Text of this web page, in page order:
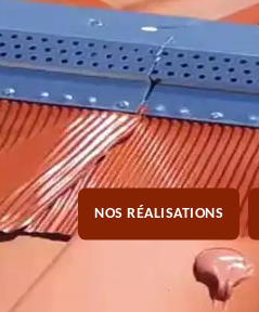
NOS RÉALISATIONS